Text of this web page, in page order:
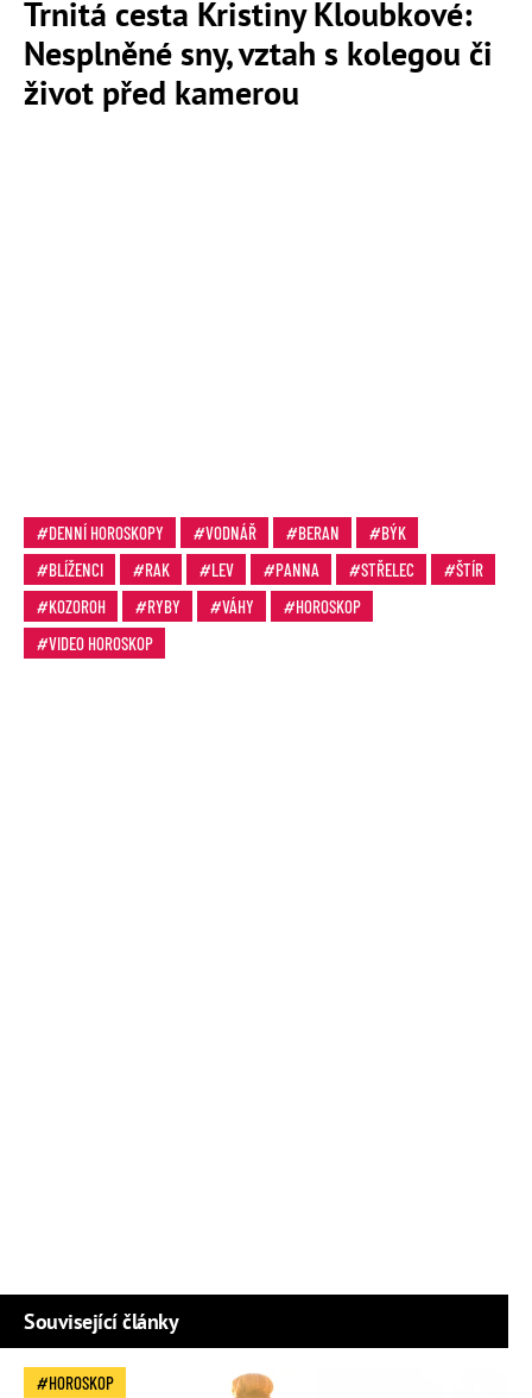
Trnitá cesta Kristiny Kloubkové:
Nesplněné sny, vztah s kolegou či
život před kamerou
DENNÍ HOROSKOPY VODNÁŘ BERAN
BÝK
BLÍŽENCI
RAK LEV PANNA STŘELEC
ŠTÍR
KOZOROH
RYBY VÁHY
HOROSKOP
VIDEO HOROSKOP
Související články
HOROSKOP